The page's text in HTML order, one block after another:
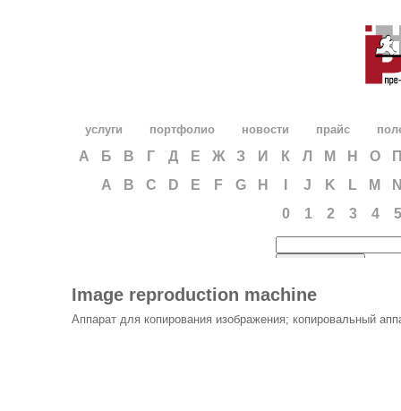
услуги портфолио новости прайс
А Б В Г Д Е Ж З И К Л М Н О
A
B C D E F G H J K L M
0
1 2 3 4 5
Image reproduction machine
Аппарат для копирования изображения; копировальный